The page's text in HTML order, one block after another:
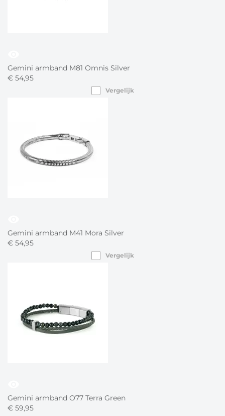
Gemini armband M81 Omnis Silver
€ 54,95
Vergelijk
Gemini armband M41 Mora Silver
€ 54,95
Vergelijk
Gemini armband O77 Terra Green
€ 59,95